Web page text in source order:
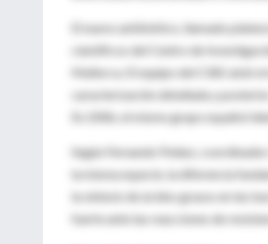
El nuevo antibiótico, llamado
científicos del Centro de
Mallorca. El equipo del CIBE aisló
caracterización detallada y
En 2006, el mismo grupo español
Según Fernando Peláez,
la misma especie, la diferencia
la síntesis de ácidos grasos en las
fuerte ante las reacciones de